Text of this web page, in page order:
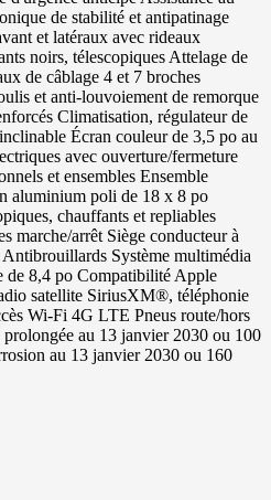
de stabilité et antipatinage
et latéraux avec rideaux
noirs, télescopiques Attelage de
de câblage 4 et 7 broches
et anti-louvoiement de remorque
Climatisation, régulateur de
Écran couleur de 3,5 po au
avec ouverture/fermeture
et ensembles Ensemble
aluminium poli de 18 x 8 po
chauffants et repliables
marche/arrêt Siège conducteur à
Système multimédia
de 8,4 po Compatibilité Apple
satellite SiriusXM®, téléphonie
Wi-Fi 4G LTE Pneus route/hors
au 13 janvier 2030 ou 100
au 13 janvier 2030 ou 160